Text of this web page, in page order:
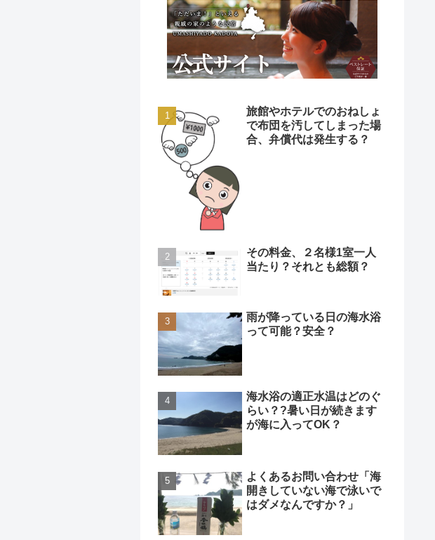
旅館やホテルでのおねしょ
で布団を汚してしまった場
合、弁償代は発生する？
その料金、２名様1室一人
当たり？それとも総額？
雨が降っている日の海水浴
って可能？安全？
海水浴の適正水温はどのぐ
らい？?暑い日が続きます
が海に入ってOK？
よくあるお問い合わせ「海
開きしていない海で泳いで
はダメなんですか？」